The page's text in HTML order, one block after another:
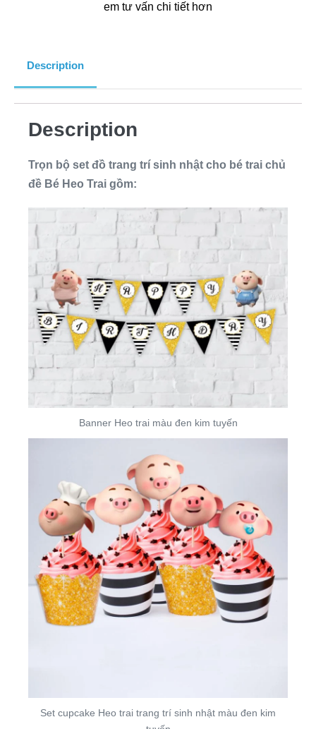
em tư vấn chi tiết hơn
Description
Description
Trọn bộ set đồ trang trí sinh nhật cho bé trai chủ
đề Bé Heo Trai gồm:
Banner Heo trai màu đen kim tuyến
Set cupcake Heo trai trang trí sinh nhật màu đen kim